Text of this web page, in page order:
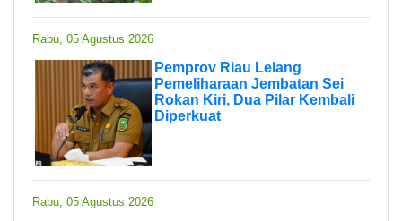
Rabu, 05 Agustus 2026
Pemprov Riau Lelang
Pemeliharaan Jembatan Sei
Rokan Kiri, Dua Pilar Kembali
Diperkuat
Rabu, 05 Agustus 2026